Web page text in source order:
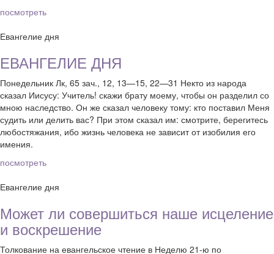
посмотреть
Евангелие дня
ЕВАНГЕЛИЕ ДНЯ
Понедельник Лк, 65 зач., 12, 13—15, 22—31 Некто из народа
сказал Иисусу: Учитель! скажи брату моему, чтобы он разделил со
мною наследство. Он же сказал человеку тому: кто поставил Меня
судить или делить вас? При этом сказал им: смотрите, берегитесь
любостяжания, ибо жизнь человека не зависит от изобилия его
имения.
посмотреть
Евангелие дня
Может ли совершиться наше исцеление
и воскрешение
Толкование на евангельское чтение в Неделю 21-ю по